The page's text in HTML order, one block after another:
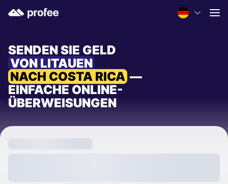
SENDEN SIE GELD
VON LITAUEN
NACH COSTA RICA —
EINFACHE ONLINE-
ÜBERWEISUNGEN